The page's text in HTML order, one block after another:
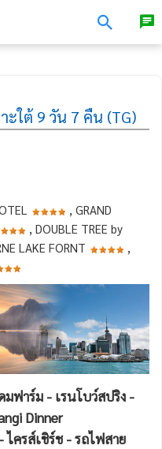
ะใต้ 9 วัน 7 คืน (TG)
, GRAND
, DOUBLE TREE by
LAKE FORNT
,
ฟาร์ม - เรนโบว์สปริง -
Dinner
ไครส์เชิร์ช - รถไฟสาย